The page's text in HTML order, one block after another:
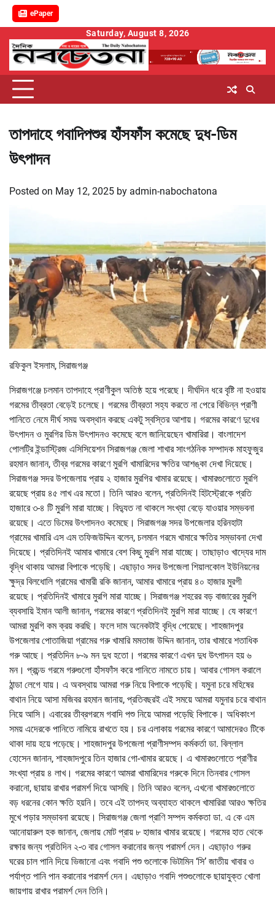
ePaper
content
Saturday, August 8, 2026
তাপদাহে গবাদিপশুর হাঁসফাঁস কমেছে দুধ-ডিম
উৎপাদন
Posted on May 12, 2025 by admin-nabochatona
রফিকুল ইসলাম, সিরাজগঞ্জ
সিরাজগঞ্জে চলমান তাপদাহে প্রাণীকুল অতিষ্ঠ হয়ে পরেছে। দীর্ঘদিন ধরে বৃষ্টি না হওয়ায়
গরমের তীব্রতা বেড়েই চলেছে। গরমের তীব্রতা সহ্য করতে না পেরে বিভিন্ন প্রাণী
পানিতে নেমে দীর্ঘ সময় অবস্থান করছে একটু স্বস্তির আশায়। গরমের কারণে দুধের
উৎপাদন ও মুরগির ডিম উৎপাদনও কমেছে বলে জানিয়েছেন খামারিরা। বাংলাদেশ
পোলট্রি ইন্ডাস্ট্রিজ এসিসিয়েশন সিরাজগঞ্জ জেলা শাখার সাংগঠনিক সম্পাদক মাহফুজুর
রহমান জানান, তীব্র গরমের কারণে মুরগি খামারিদের ক্ষতির আশঙ্কা দেখা দিয়েছে।
সিরাজগঞ্জ সদর উপজেলায় প্রায় ২ হাজার মুরগির খামার রয়েছে। খামারগুলোতে মুরগি
রয়েছে প্রায় ৪৫ লাখ এর মতো। তিনি আরও বলেন, প্রতিদিনই হিটস্ট্রোকে প্রতি
হাজারে ৩-৪ টি মুরগি মারা যাচ্ছে। বিদ্যুত না থাকলে সংখ্যা বেড়ে যাওয়ার সম্ভবনা
রয়েছে। এতে ডিমের উৎপাদনও কমেছে। সিরাজগঞ্জ সদর উপজেলার হরিনহাটা
গ্রামের খামারি এস এম তফিজউদ্দিন বলেন, চলমান গরমে খামারে ক্ষতির সম্ভাবনা দেখা
দিয়েছে। প্রতিদিনই আমার খামারে বেশ কিছু মুরগি মারা যাচ্ছে। তাছাড়াও খাদ্যের দাম
বৃদ্ধি থাকায় আমরা বিপাকে পড়েছি। এছাড়াও সদর উপজেলা শিয়ালকোল ইউনিয়নের
ক্ষুদ্র বিলধোলি গ্রামের খামারী রকি জানান, আমার খামারে প্রায় ৪০ হাজার মুরগী
রয়েছে। প্রতিদিনই খামারে মুরগি মারা যাচ্ছে। সিরাজগঞ্জ শহরের বড় বাজারের মুরগি
ব্যবসায়ি ইমান আলী জানান, গরমের কারণে প্রতিদিনই মুরগি মারা যাচ্ছে। যে কারণে
আমরা মুরগি কম ক্রয় করছি। ফলে দাম অনেকটাই বৃদ্ধি পেয়েছে। শাহজাদপুর
উপজেলার পোতাজিয়া গ্রামের গরু খামারি মমতাজ উদ্দিন জানান, তার খামারে শতাধিক
গরু আছে। প্রতিদিন ৮-৯ মন দুধ হতো। গরমের কারণে এখন দুধ উৎপাদন হয় ৬
মন। প্রচন্ড গরমে গরুগুলো হাঁসফাঁস করে পানিতে নামতে চায়। আবার গোসল করালে
ঠান্ডা লেগে যায়। এ অবস্থায় আমরা গরু নিয়ে বিপাকে পড়েছি। যমুনা চরে মহিষের
বাথান নিয়ে আসা মজিবর রহমান জানায়, প্রতিবছরই এই সময়ে আমরা যমুনার চরে বাথান
নিয়ে আসি। এবারের তীব্রগরমে গবাদি পশু নিয়ে আমরা পড়েছি বিপাকে। অধিকাংশ
সময় এদেরকে পানিতে নামিয়ে রাখতে হয়। চর এলাকায় গরমের কারণে আমাদেরও টিকে
থাকা দায় হয়ে পড়েছে। শাহজাদপুর উপজেলা প্রাণীসম্পদ কর্মকর্তা ডা. বিল্লাল
হোসেন জানান, শাহজাদপুরে তিন হাজার গো-খামার রয়েছে। এ খামারগুলোতে প্রাণীর
সংখ্যা প্রায় ৪ লাখ। গরমের কারণে আমরা খামারিদের গরুকে দিনে তিনবার গোসল
করানো, ছায়ায় রাখার পরামর্শ দিয়ে আসছি। তিনি আরও বলেন, এখনো খামারগুলোতে
বড় ধরনের কোন ক্ষতি হয়নি। তবে এই তাপদহ অব্যাহত থাকলে খামারিরা আরও ক্ষতির
মুখে পড়ার সম্ভাবনা রয়েছে। সিরাজগঞ্জ জেলা প্রাণি সম্পদ কর্মকতা ডা. এ কে এম
আনোয়ারুল হক জানান, জেলায় মোট প্রায় ৮ হাজার খামার রয়েছে। গরমের হাত থেকে
রক্ষার জন্য প্রতিদিন ২-৩ বার গোসল করানোর জন্য পরামর্শ দেন। এছাড়াও গরুর
ঘরের চাল পানি দিয়ে ভিজানো এবং গবাদি পশু গুলোকে ভিটামিন ‘সি’ জাতীয় খাবার ও
পর্যাপ্ত পানি পান করানোর পরামর্শ দেন। এছাড়াও গবাদি পশুগুলোকে ছায়াযুক্ত খোলা
জায়গায় রাখার পরামর্শ দেন তিনি।